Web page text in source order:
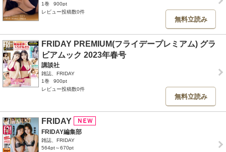
1巻
900pt
レビュー投稿数0件
無料立読み
FRIDAY PREMIUM(フライデープレミアム) グラ
ビアムック 2023年春号
講談社
雑誌、FRIDAY
1巻
900pt
レビュー投稿数0件
無料立読み
FRIDAY
FRIDAY編集部
雑誌、FRIDAY
564pt～670pt